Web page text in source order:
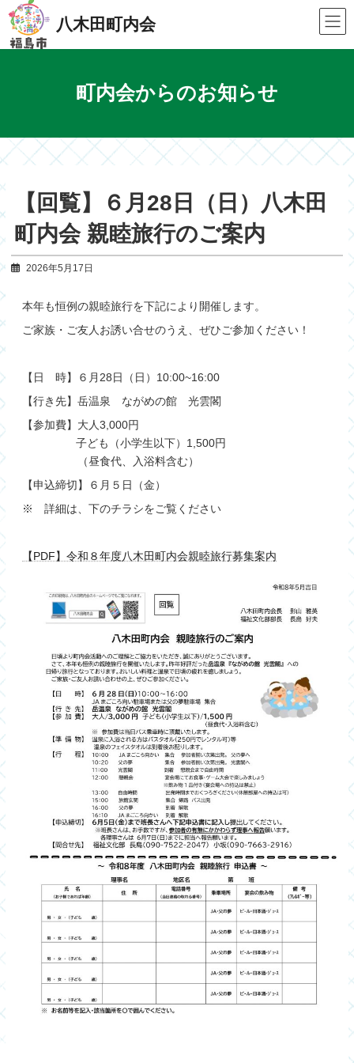
Skip
to
the
content
Skip
to
the
Navigation
八木田町内会
町内会からのお知らせ
【回覧】６月28日（日）八木田
町内会 親睦旅行のご案内
2026年5月17日
本年も恒例の親睦旅行を下記により開催します。
ご家族・ご友人お誘い合せのうえ、ぜひご参加ください！
【日 時】６月28日（日）10:00~16:00
【行き先】岳温泉 ながめの館 光雲閣
【参加費】大人3,000円
子ども（小学生以下）1,500円
（昼食代、入浴料含む）
【申込締切】６月５日（金）
※ 詳細は、下のチラシをご覧ください
【PDF】令和８年度八木田町内会親睦旅行募集案内